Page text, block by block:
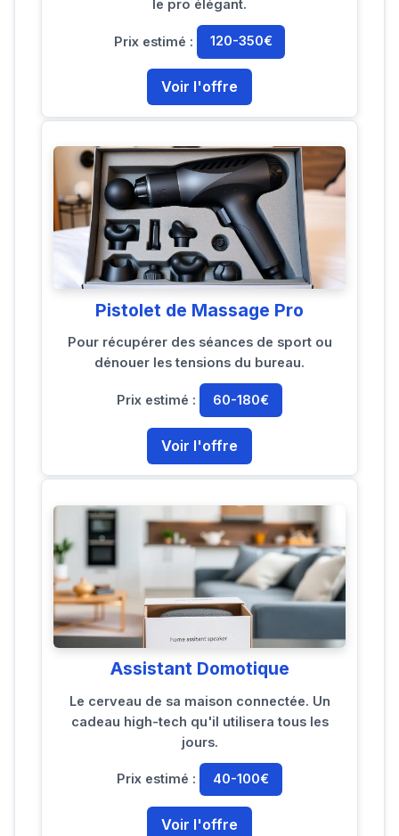
le pro élégant.
Prix estimé : 120-350€
Voir l'offre
Pistolet de Massage Pro
Pour récupérer des séances de sport ou
dénouer les tensions du bureau.
Prix estimé : 60-180€
Voir l'offre
Assistant Domotique
Le cerveau de sa maison connectée. Un
cadeau high-tech qu'il utilisera tous les
jours.
Prix estimé : 40-100€
Voir l'offre